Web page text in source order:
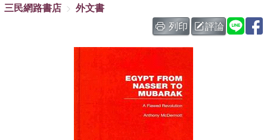
The Odyssey 、 父親節 、 如果歷
史是一群喵 、 暑期推薦 、 國際布克
獎 臺灣漫遊錄 、 方念華
登輝時代
偉大的迷走神經
三民網路書店
外文書
列印
評論